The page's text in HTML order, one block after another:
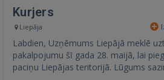
Kurjers
Liepāja
Labdien, Uzņēmums Liepājā meklē
pakalpojumu šī gada 28. maijā, lai
paciņu Liepājas teritorijā. Lūgums